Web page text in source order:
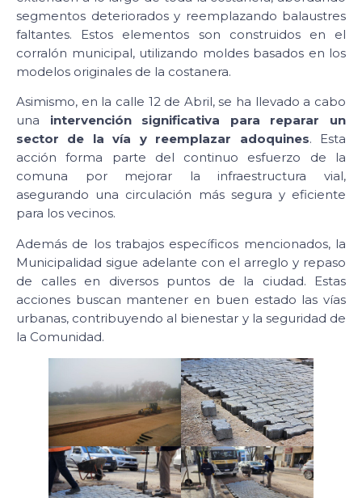
segmentos deteriorados y reemplazando balaustres
faltantes. Estos elementos son construidos en el
corralón municipal, utilizando moldes basados en los
modelos originales de la costanera.
Asimismo, en la calle 12 de Abril, se ha llevado a cabo
una intervención significativa para reparar un
sector de la vía y reemplazar adoquines. Esta
acción forma parte del continuo esfuerzo de la
comuna por mejorar la infraestructura vial,
asegurando una circulación más segura y eficiente
para los vecinos.
Además de los trabajos específicos mencionados, la
Municipalidad sigue adelante con el arreglo y repaso
de calles en diversos puntos de la ciudad. Estas
acciones buscan mantener en buen estado las vías
urbanas, contribuyendo al bienestar y la seguridad de
la Comunidad.